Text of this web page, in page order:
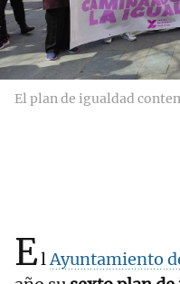
El plan de igualdad
ElAyuntamiento